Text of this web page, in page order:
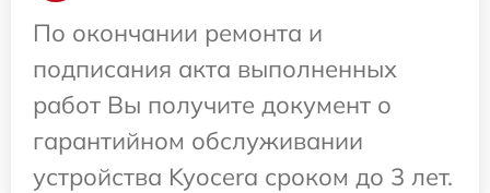
По окончании ремонта и
подписания акта выполненных
работ Вы получите документ о
гарантийном обслуживании
устройства Kyocera сроком до 3 лет.